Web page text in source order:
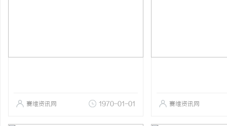
赛维资讯网 1970-01-01 赛维资讯网